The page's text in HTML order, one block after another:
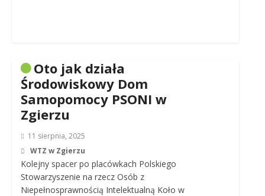
Oto jak działa
Środowiskowy Dom
Samopomocy PSONI w
Zgierzu
11 sierpnia, 2025
WTZ w Zgierzu
Kolejny spacer po placówkach Polskiego
Stowarzyszenie na rzecz Osób z
Niepełnosprawnością Intelektualną Koło w